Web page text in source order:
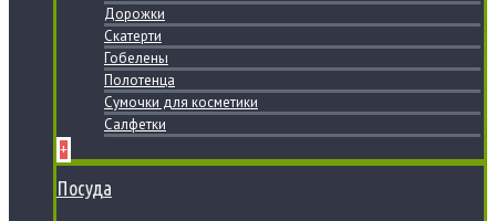
Дорожки
Скатерти
Гобелены
Полотенца
Сумочки для косметики
Салфетки
+
Посуда